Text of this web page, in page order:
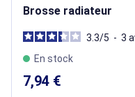
Brosse radiateur
3.3/5 - 3
En stock
7,94 €